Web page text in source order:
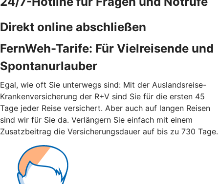
Direkt online abschließen
FernWeh-Tarife: Für Vielreisende und
Spontanurlauber
Egal, wie oft Sie unterwegs sind: Mit der Auslandsreise-
Krankenversicherung der R+V sind Sie für die ersten 45
Tage jeder Reise versichert. Aber auch auf langen Reisen
sind wir für Sie da. Verlängern Sie einfach mit einem
Zusatzbeitrag die Versicherungsdauer auf bis zu 730 Tage.